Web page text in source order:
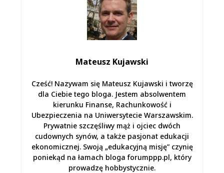
Mateusz Kujawski
Cześć! Nazywam się Mateusz Kujawski i tworzę
dla Ciebie tego bloga. Jestem absolwentem
kierunku Finanse, Rachunkowość i
Ubezpieczenia na Uniwersytecie Warszawskim.
Prywatnie szczęśliwy mąż i ojciec dwóch
cudownych synów, a także pasjonat edukacji
ekonomicznej. Swoją „edukacyjną misję” czynię
poniekąd na łamach bloga forumppp.pl, który
prowadzę hobbystycznie.